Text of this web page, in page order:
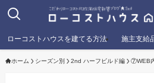
ローコストハウスを建てる方法 施主支給
ホーム シーズン別 2nd ハーフビルド編 ⑦WEB